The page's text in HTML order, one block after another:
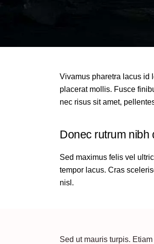
Vivamus pharetra lacus id
placerat mollis. Fusce
nec risus sit amet,
Donec rutrum nibh
Sed maximus felis vel
tempor lacus. Cras
nisl.
Sed ut mauris turpis.